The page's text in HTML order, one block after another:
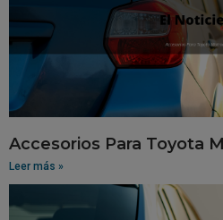
Accesorios Para Toyota
Leer más »